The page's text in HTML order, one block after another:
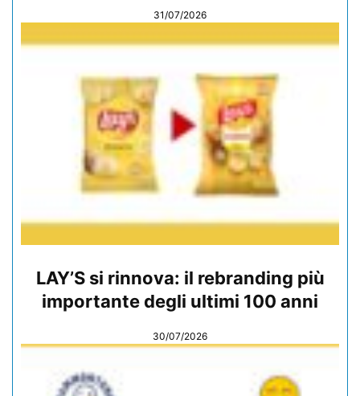
31/07/2026
LAY’S si rinnova: il rebranding più
importante degli ultimi 100 anni
30/07/2026